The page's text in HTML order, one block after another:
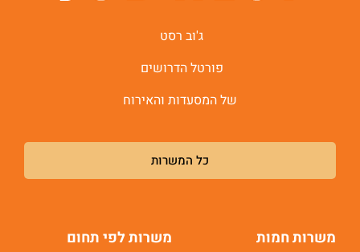
ג'וב רסט
פורטל הדרושים
של המסעדות והאירוח
כל המשרות
משרות חמות משרות לפי תחום